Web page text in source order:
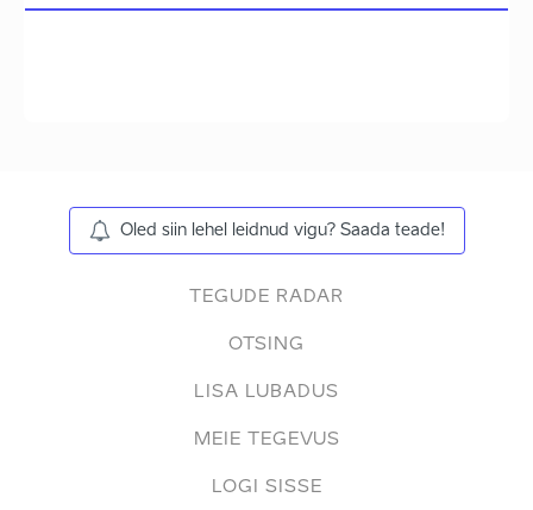
Oled siin lehel leidnud vigu? Saada teade!
TEGUDE RADAR
OTSING
LISA LUBADUS
MEIE TEGEVUS
LOGI SISSE